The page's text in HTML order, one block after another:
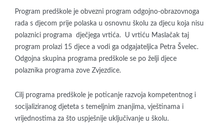
Program predškole je obvezni program odgojno-obrazovnoga
rada s djecom prije polaska u osnovnu školu za djecu koja nisu
polaznici programa dječjega vrtića. U vrtiću Maslačak taj
program prolazi 15 djece a vodi ga odgajateljica Petra Švelec.
Odgojna skupina programa predškole se po želji djece
polaznika programa zove Zvjezdice.
Cilj programa predškole je poticanje razvoja kompetentnog i
socijaliziranog djeteta s temeljnim znanjima, vještinama i
vrijednostima za što uspješnije uključivanje u školu.